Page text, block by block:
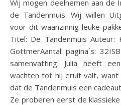
Wij mogen deelnemen aan de InstaBom rondom het boek
de Tandenmuis. Wij willen
voor dit waanzinnig leuke
Titel: De Tandenmuis Auteur:
GottmerAantal pagina´s:
samenvatting: Julia heeft
wachten tot hij eruit valt, want
dat de Tandenmuis een
Ze proberen eerst de